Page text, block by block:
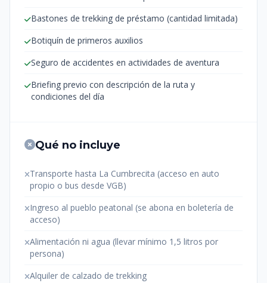
Bastones de trekking de préstamo (cantidad limitada)
Botiquín de primeros auxilios
Seguro de accidentes en actividades de aventura
Briefing previo con descripción de la ruta y
condiciones del día
Qué no incluye
Transporte hasta La Cumbrecita (acceso en auto
propio o bus desde VGB)
Ingreso al pueblo peatonal (se abona en boletería de
acceso)
Alimentación ni agua (llevar mínimo 1,5 litros por
persona)
Alquiler de calzado de trekking